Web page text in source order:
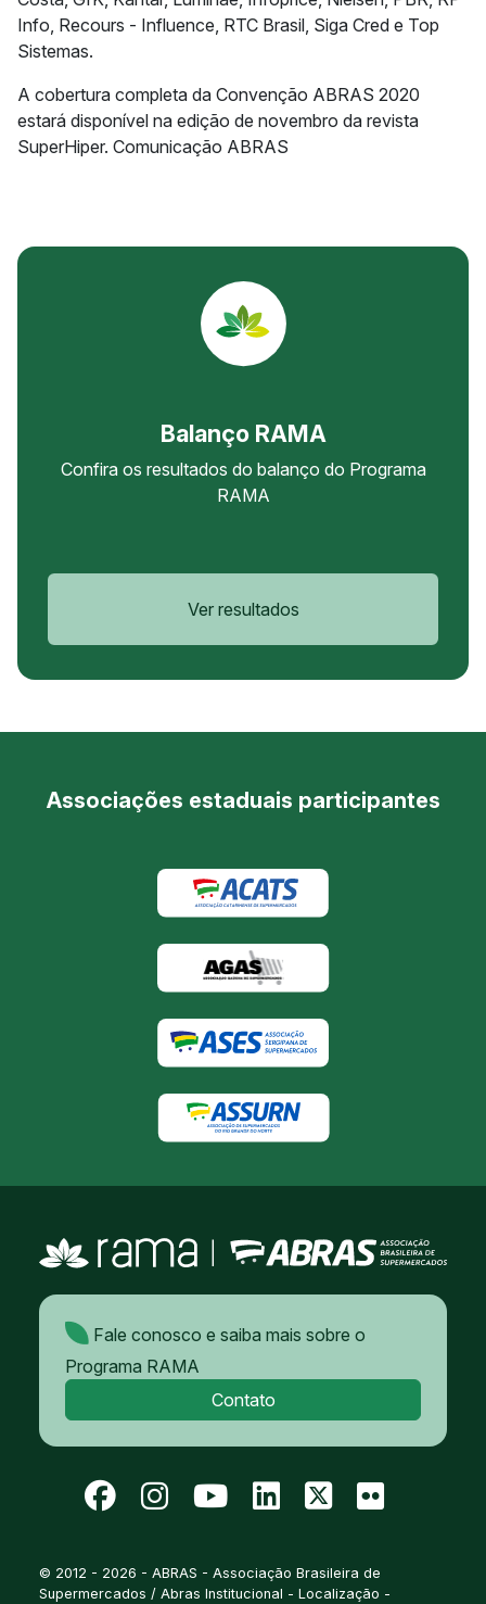
Info, Recours - Influence, RTC Brasil, Siga Cred e Top
Sistemas.
A cobertura completa da Convenção ABRAS 2020
estará disponível na edição de novembro da revista
SuperHiper. Comunicação ABRAS
Balanço RAMA
Confira os resultados do balanço do Programa
RAMA
Ver resultados
Associações estaduais participantes
Fale conosco e saiba mais sobre o
Programa RAMA
Contato
© 2012 - 2026 - ABRAS - Associação Brasileira de
Supermercados / Abras Institucional - Localização -